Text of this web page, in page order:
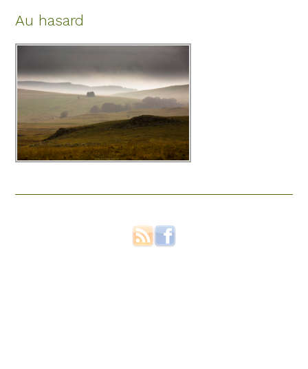
Au hasard